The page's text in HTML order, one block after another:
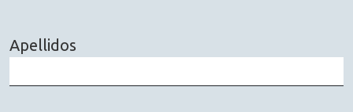
Apellidos